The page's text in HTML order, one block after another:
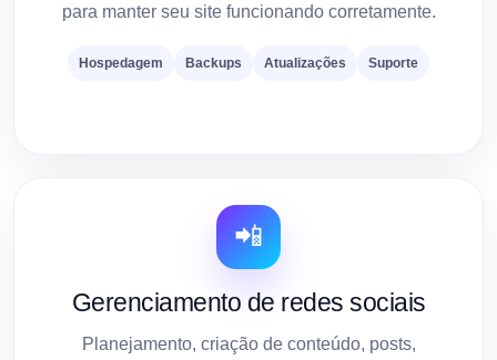
para manter seu site funcionando corretamente.
Hospedagem Backups Atualizações Suporte
📲
Gerenciamento de redes sociais
Planejamento, criação de conteúdo, posts,